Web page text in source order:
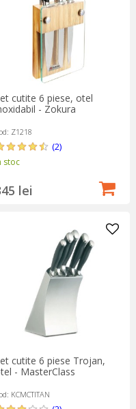
cutite 6 piese, otel
- Zokura
Z1218
(2)
stoc
lei
cutite 6 piese Trojan,
- MasterClass
KCMCTITAN